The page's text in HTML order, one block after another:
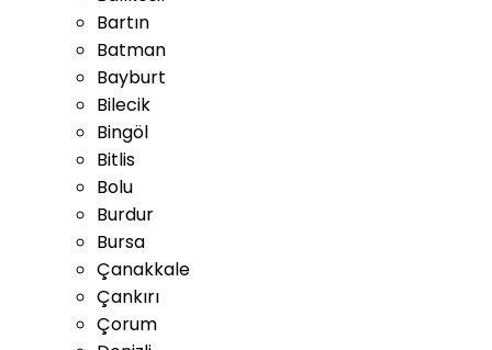
Bartın
Batman
Bayburt
Bilecik
Bingöl
Bitlis
Bolu
Burdur
Bursa
Çanakkale
Çankırı
Çorum